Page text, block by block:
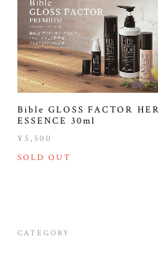
Bible GLOSS FACTOR
ESSENCE 30ml
¥5,500
SOLD OUT
CATEGORY